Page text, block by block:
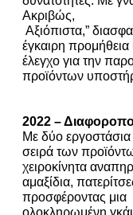
Ακριβώς,
Αξιόπιστα,”
έγκαιρη προμήθεια
έλεγχο για την
προϊόντων
2022 –
Με δύο εργοστάσια
σειρά των
χειροκίνητα
αμαξίδια,
προσφέροντας μια
ολοκληρωμένη